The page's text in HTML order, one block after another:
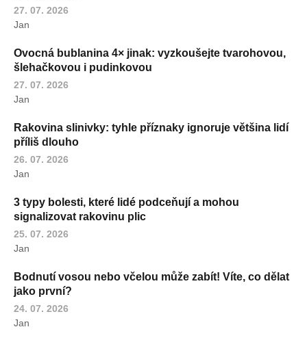
27. 07. 2026
Jan
Ovocná bublanina 4× jinak: vyzkoušejte tvarohovou,
šlehačkovou i pudinkovou
27. 07. 2026
Jan
Rakovina slinivky: tyhle příznaky ignoruje většina lidí
příliš dlouho
26. 07. 2026
Jan
3 typy bolesti, které lidé podceňují a mohou
signalizovat rakovinu plic
25. 07. 2026
Jan
Bodnutí vosou nebo včelou může zabít! Víte, co dělat
jako první?
24. 07. 2026
Jan